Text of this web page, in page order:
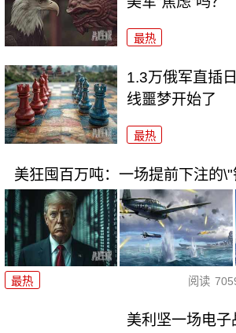
最热
1.3万俄军直插
线噩梦开始了
最热
美狂囤百万吨：一场提前下注的
最热 阅读
美利坚一场电